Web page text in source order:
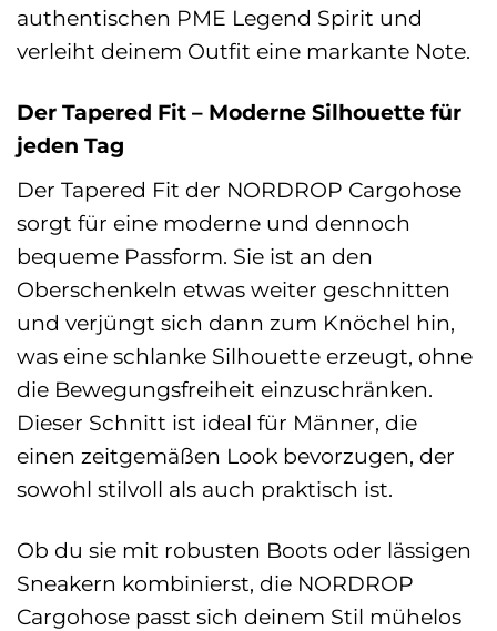
authentischen PME Legend Spirit und
verleiht deinem Outfit eine markante Note.
Der Tapered Fit – Moderne Silhouette für
jeden Tag
Der Tapered Fit der NORDROP Cargohose
sorgt für eine moderne und dennoch
bequeme Passform. Sie ist an den
Oberschenkeln etwas weiter geschnitten
und verjüngt sich dann zum Knöchel hin,
was eine schlanke Silhouette erzeugt, ohne
die Bewegungsfreiheit einzuschränken.
Dieser Schnitt ist ideal für Männer, die
einen zeitgemäßen Look bevorzugen, der
sowohl stilvoll als auch praktisch ist.
Ob du sie mit robusten Boots oder lässigen
Sneakern kombinierst, die NORDROP
Cargohose passt sich deinem Stil mühelos